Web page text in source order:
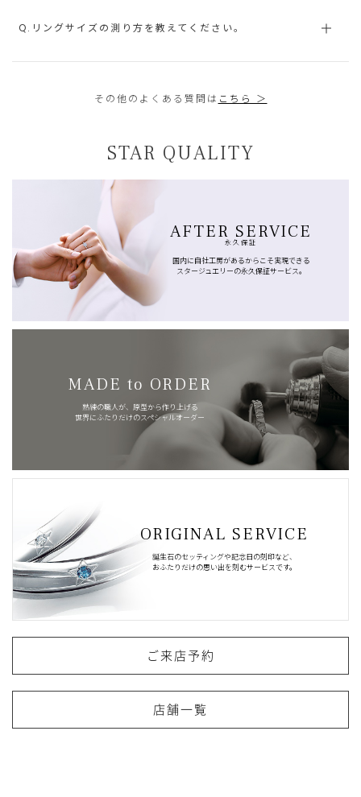
Q.リングサイズの測り方を教えてください。
その他のよくある質問は こちら ＞
STAR QUALITY
AFTER SERVICE
永久保証
国内に自社工房があるからこそ実現できる
スタージュエリーの永久保証サービス。
MADE to ORDER
熟練の職人が、原型から作り上げる
世界にふたりだけのスペシャルオーダー
ORIGINAL SERVICE
誕生石のセッティングや記念日の刻印など、
おふたりだけの思い出を刻むサービスです。
ご来店予約
店舗一覧